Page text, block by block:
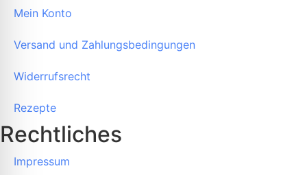
Mein Konto
Versand und Zahlungsbedingungen
Widerrufsrecht
Rezepte
Rechtliches
Impressum